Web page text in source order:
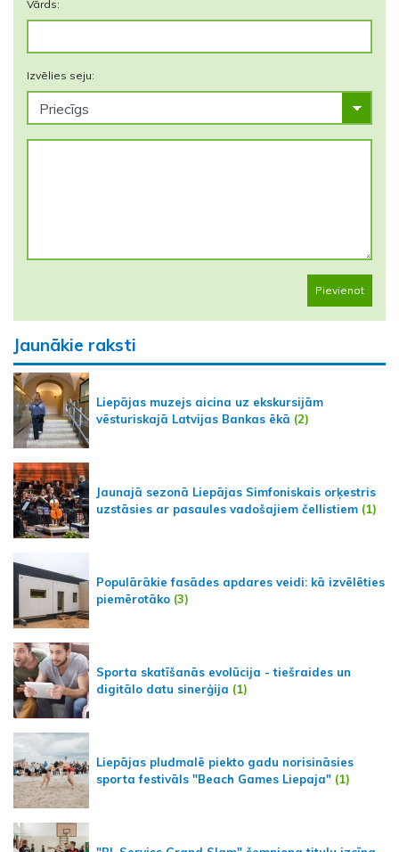
Vārds:
Izvēlies seju:
Pievienot
Jaunākie raksti
Liepājas muzejs aicina uz ekskursijām
vēsturiskajā Latvijas Bankas ēkā (2)
Jaunajā sezonā Liepājas Simfoniskais orķestris
uzstāsies ar pasaules vadošajiem čellistiem (1)
Populārākie fasādes apdares veidi: kā izvēlēties
piemērotāko (3)
Sporta skatīšanās evolūcija - tiešraides un
digitālo datu sinerģija (1)
Liepājas pludmalē piekto gadu norisināsies
sporta festivāls "Beach Games Liepaja" (1)